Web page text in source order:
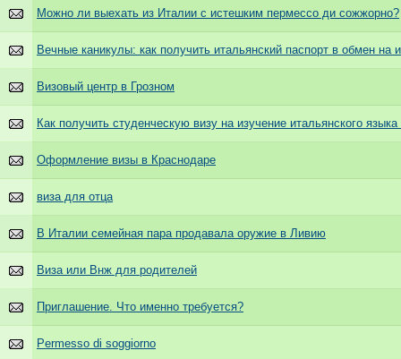
Можно ли выехать из Италии с истешким пермессо ди сожжорно?
Вечные каникулы: как получить итальянский паспорт в обмен на
Визовый центр в Грозном
Как получить студенческую визу на изучение итальянского
Оформление визы в Краснодаре
виза для отца
В Италии семейная пара продавала оружие в Ливию
Виза или Внж для родителей
Приглашение. Что именно требуется?
Permesso di soggiorno